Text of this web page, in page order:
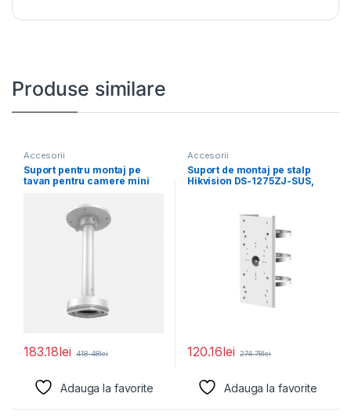
Produse similare
Accesorii
Suport pentru montaj pe
tavan pentru camere mini
183.18lei 418.48lei
Adauga la favorite
Accesorii
Suport de montaj pe stalp
Hikvision DS-1275ZJ-SUS,
120.16lei 274.78lei
Adauga la favorite